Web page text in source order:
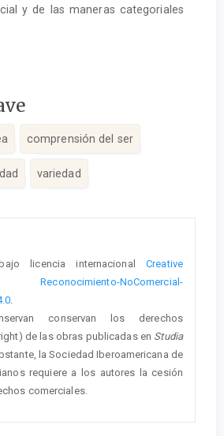
y de las maneras categoriales
comprensión del ser
variedad
licencia internacionalCreative
NoComercial-
conservan los derechos
de las obras publicadas en Studia
la Sociedad Iberoamericana de
requiere a los autores la cesión
comerciales.